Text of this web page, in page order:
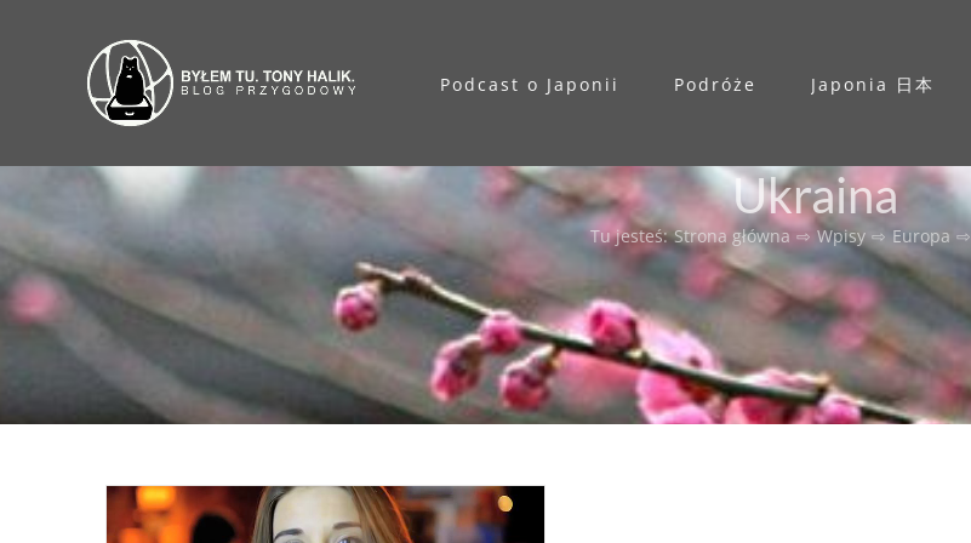
Podcast o Japonii Podróże Japonia 日本
Ukraina
Tu jesteś: Strona główna ⇨ Wpisy ⇨ Europa ⇨